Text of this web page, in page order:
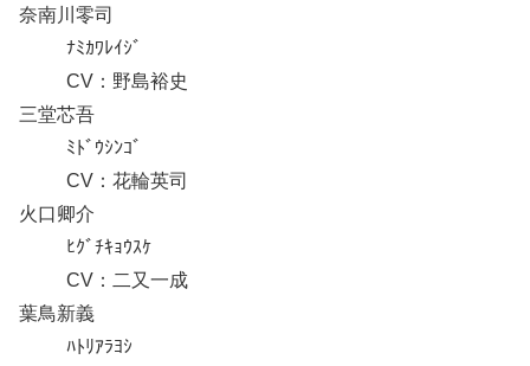
奈南川零司
ﾅﾐｶﾜﾚｲｼﾞ
CV：野島裕史
三堂芯吾
ﾐﾄﾞｳｼﾝｺﾞ
CV：花輪英司
火口卿介
ﾋｸﾞﾁｷｮｳｽｹ
CV：二又一成
葉鳥新義
ﾊﾄﾘｱﾗﾖｼ